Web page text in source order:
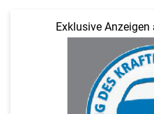
Exklusive